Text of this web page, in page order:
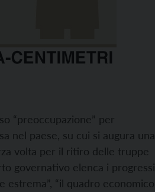
“preoccupazione” per
nel paese, su cui si augura una
volta per il ritiro delle truppe
governativo elenca i progressi
estrema”, “il quadro economico